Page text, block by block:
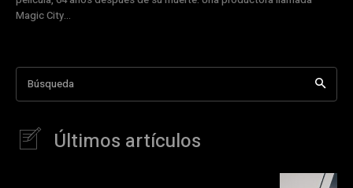
Magic City...
Búsqueda
Últimos artículos